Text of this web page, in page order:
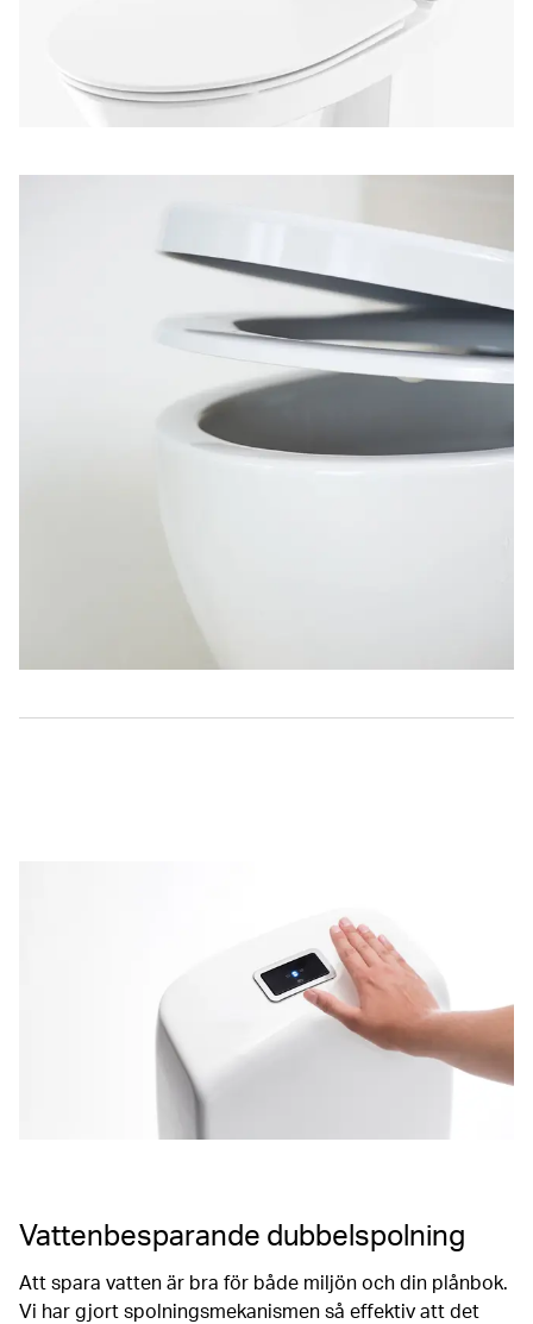
Vattenbesparande dubbelspolning
Att spara vatten är bra för både miljön och din plånbok.
Vi har gjort spolningsmekanismen så effektiv att det